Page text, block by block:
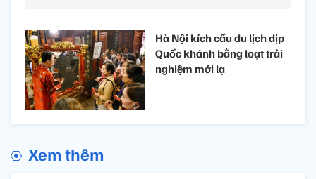
Hà Nội kích cầu du lịch dịp
Quốc khánh bằng loạt trải
nghiệm mới lạ
Xem thêm